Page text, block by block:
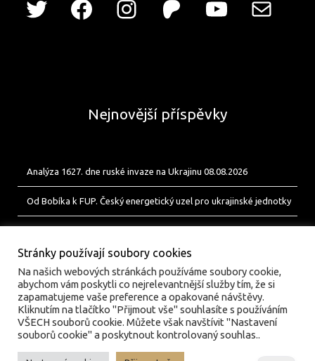
Nejnovější příspěvky
Analýza 1627. dne ruské invaze na Ukrajinu 08.08.2026
Od Bobíka k FUP. Český energetický uzel pro ukrajinské jednotky
Stránky používají soubory cookies
Na našich webových stránkách používáme soubory cookie,
abychom vám poskytli co nejrelevantnější služby tím, že si
zapamatujeme vaše preference a opakované návštěvy.
Kliknutím na tlačítko "Přijmout vše" souhlasíte s používáním
VŠECH souborů cookie. Můžete však navštívit "Nastavení
souborů cookie" a poskytnout kontrolovaný souhlas..